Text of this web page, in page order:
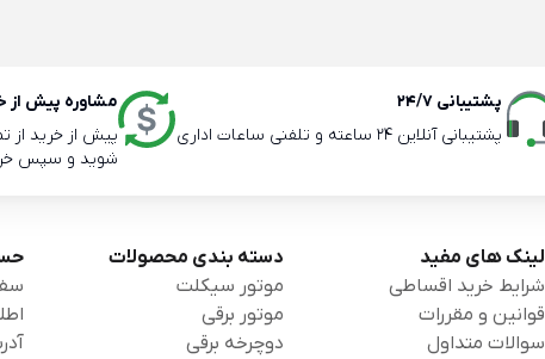
پشتیبانی 24/7
پشتیبانی آنلاین 24 ساعته و تلفنی ساعات اداری
مشاوره پیش از
پیش از خرید از
شوید و سپس
لینک های مفید
شرایط خرید اقساطی
قوانین و مقررات
سوالات متداول
دسته بندی محصولات
موتور سیکلت
موتور برقی
دوچرخه برقی